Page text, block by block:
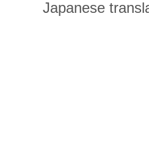
Japanese